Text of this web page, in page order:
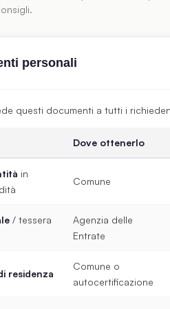
personali
questi documenti a tutti i
Dove ottenerlo
in
Comune
/ tessera
Agenzia delle
Entrate
residenza
Comune o
autocertificazione